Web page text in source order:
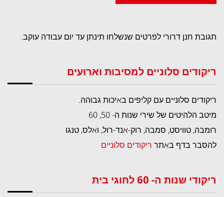
תגובת חנן דרורי לפרטים שנשלחו תינתן עד יום עבודה עוקב.
ריקודים סלוניים למסיבות וארועים
ריקודים סלוניים עם קליפים באיכות גבוהה.
מיטב הלהיטים של שירי שנות ה- 50, 60
רומבה, טוויסט, סמבה, רוק-אנד-רול, ואלס, טנגו
להסבר בדף באתר ריקודים סלוניים
ריקודי שנות ה- 60 לחוגי בית